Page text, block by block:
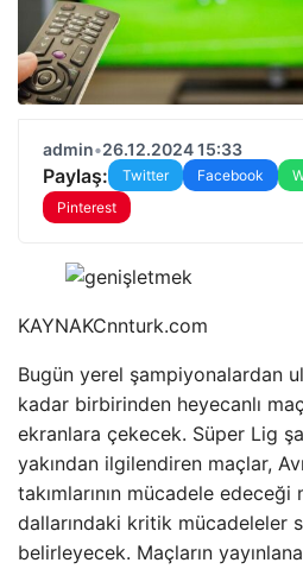
admin•26.12.2024 15:33
Paylaş: Twitter Facebook
Pinterest
KAYNAKCnnturk.com
Bugün yerel şampiyonalardan
kadar birbirinden heyecanlı
ekranlara çekecek. Süper Lig
yakından ilgilendiren maçlar,
takımlarının mücadele
dallarındaki kritik mücadeleler
belirleyecek. Maçların